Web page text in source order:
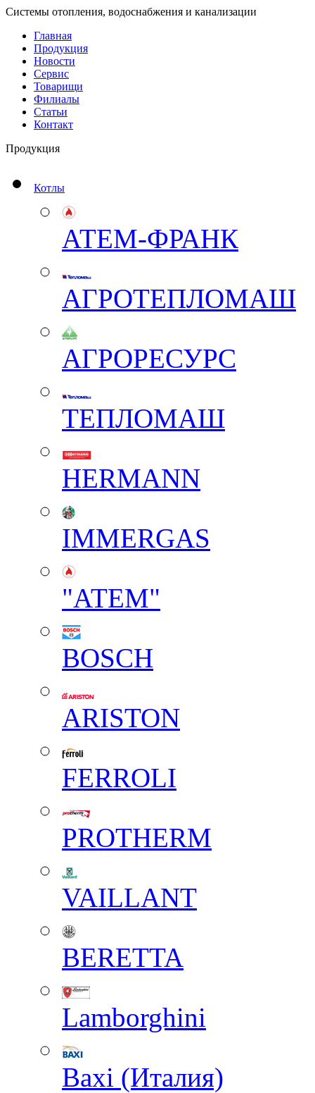
Системы отопления, водоснабжения и канализации
Главная
Продукция
Новости
Сервис
Товарищи
Филиалы
Статьи
Контакт
Продукция
Котлы
АТЕМ-ФРАНК
АГРОТЕПЛОМАШ
АГРОРЕСУРС
ТЕПЛОМАШ
HERMANN
IMMERGAS
"АТЕМ"
BOSCH
ARISTON
FERROLI
PROTHERM
VAILLANT
BERETTA
Lamborghini
Baxi (Италия)